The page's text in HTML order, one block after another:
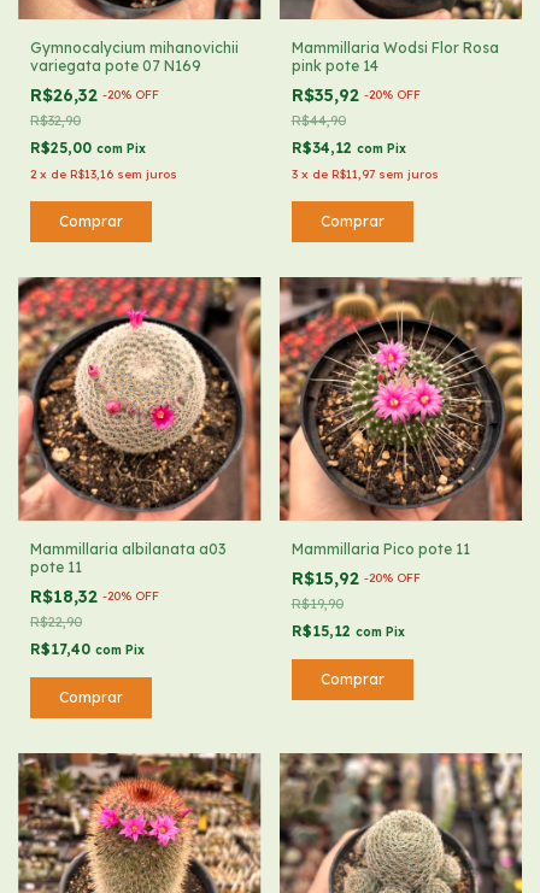
Gymnocalycium mihanovichii
variegata pote 07 N169
R$26,32 -20% OFF
R$32,90
R$25,00 com Pix
2 x de R$13,16 sem juros
Mammillaria Wodsi Flor Rosa
pink pote 14
R$35,92 -20% OFF
R$44,90
R$34,12 com Pix
3 x de R$11,97 sem juros
Mammillaria albilanata a03
pote 11
R$18,32 -20% OFF
R$22,90
R$17,40 com Pix
Mammillaria Pico pote 11
R$15,92 -20% OFF
R$19,90
R$15,12 com Pix